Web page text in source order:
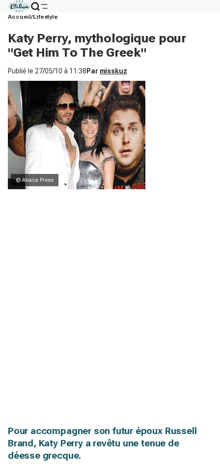
Accueil Lifestyle
Katy Perry, mythologique pour
"Get Him To The Greek"
Publié le 27/05/10 à 11:38 Par misskuz
© Abaca Press
Pour accompagner son futur époux Russell
Brand, Katy Perry a revêtu une tenue de
déesse grecque.